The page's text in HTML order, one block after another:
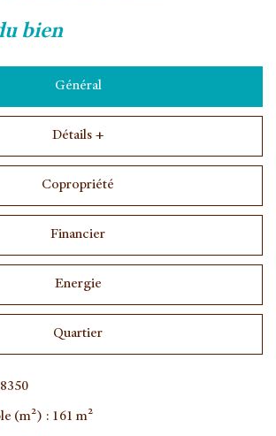
bien
Général
Détails +
Copropriété
Financier
Energie
Quartier
(m²) : 161 m²